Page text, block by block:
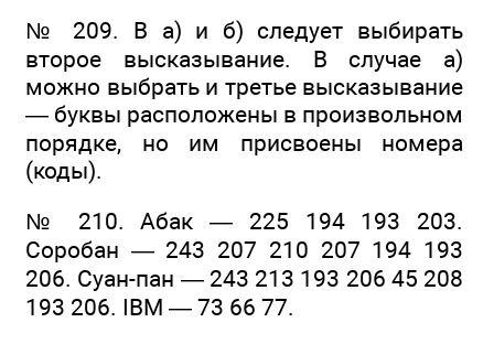
№ 209. В а) и б) следует выбирать
второе высказывание. В случае а)
можно выбрать и третье высказывание
— буквы расположены в произвольном
порядке, но им присвоены номера
(коды).
№ 210. Абак — 225 194 193 203.
Соробан — 243 207 210 207 194 193
206. Суан-пан — 243 213 193 206 45 208
193 206. IBM — 73 66 77.